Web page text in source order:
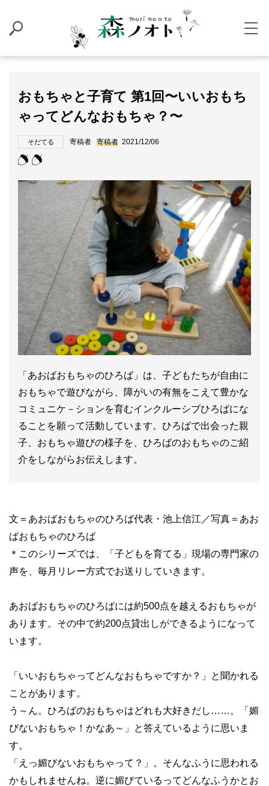
おもちゃと子育て 第1回〜いいおもち
ゃってどんなおもちゃ？〜
そだてる 寄稿者 寄稿者 2021/12/06
「あおばおもちゃのひろば」は、子どもたちが自由に
おもちゃで遊びながら、障がいの有無をこえて豊かな
コミュニケ－ションを育むインクルーシブひろばにな
ることを願って活動しています。ひろばで出会った親
子、おもちゃ遊びの様子を、ひろばのおもちゃのご紹
介をしながらお伝えします。
文＝あおばおもちゃのひろば代表・池上信江／写真＝あお
ばおもちゃのひろば
＊このシリーズでは、「子どもを育てる」現場の専門家の
声を、毎月リレー方式でお送りしていきます。
あおばおもちゃのひろばには約500点を越えるおもちゃが
あります。その中で約200点貸出しができるようになって
います。
「いいおもちゃってどんなおもちゃですか？」と聞かれる
ことがあります。
う～ん。ひろばのおもちゃはどれも大好きだし……。「媚
びないおもちゃ！かなあ～」と答えているように思いま
す。
「えっ媚びないおもちゃって？」。そんなふうに思われる
かもしれませんね。逆に媚びているってどんなふうかとお